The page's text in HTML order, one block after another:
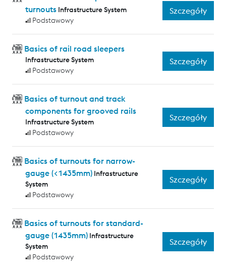
turnouts Infrastructure System
Podstawowy
Szczegóły
Basics of rail road sleepers
Infrastructure System
Podstawowy
Szczegóły
Basics of turnout and track
components for grooved rails
Infrastructure System
Podstawowy
Szczegóły
Basics of turnouts for narrow-
gauge (<1435mm) Infrastructure
System
Podstawowy
Szczegóły
Basics of turnouts for standard-
gauge (1435mm) Infrastructure
System
Podstawowy
Szczegóły